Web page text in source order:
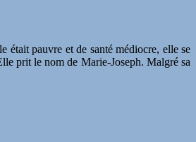
était pauvre et de santé médiocre, elle se
prit le nom de Marie-Joseph. Malgré sa